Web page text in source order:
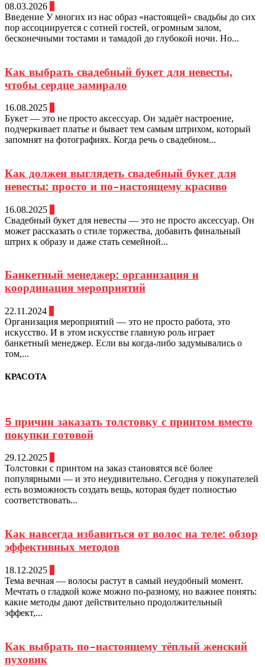
08.03.2026
Введение У многих из нас образ «настоящей» свадьбы до сих
пор ассоциируется с сотней гостей, огромным залом,
бесконечными тостами и тамадой до глубокой ночи. Но...
Как выбрать свадебный букет для невесты,
чтобы сердце замирало
16.08.2025
Букет — это не просто аксессуар. Он задаёт настроение,
подчеркивает платье и бывает тем самым штрихом, который
запомнят на фотографиях. Когда речь о свадебном...
Как должен выглядеть свадебный букет для
невесты: просто и по-настоящему красиво
16.08.2025
Свадебный букет для невесты — это не просто аксессуар. Он
может рассказать о стиле торжества, добавить финальный
штрих к образу и даже стать семейной...
Банкетный менеджер: организация и
координация мероприятий
22.11.2024
Организация мероприятий — это не просто работа, это
искусство. И в этом искусстве главную роль играет
банкетный менеджер. Если вы когда-либо задумывались о
том,...
КРАСОТА
5 причин заказать толстовку с принтом вместо
покупки готовой
29.12.2025
Толстовки с принтом на заказ становятся всё более
популярными — и это неудивительно. Сегодня у покупателей
есть возможность создать вещь, которая будет полностью
соответствовать...
Как навсегда избавиться от волос на теле: обзор
эффективных методов
18.12.2025
Тема вечная — волосы растут в самый неудобный момент.
Мечтать о гладкой коже можно по-разному, но важнее понять:
какие методы дают действительно продолжительный
эффект,...
Как выбрать по-настоящему тёплый женский
пуховик